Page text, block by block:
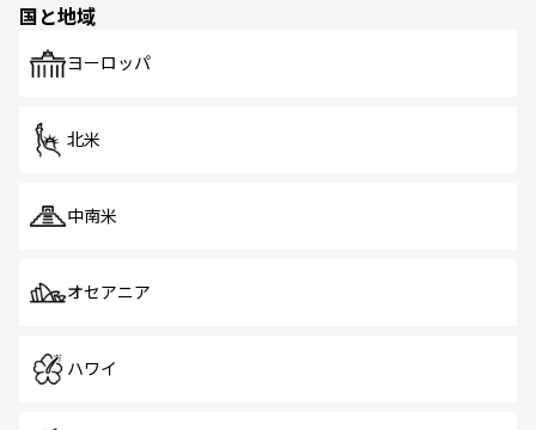
で、ホーカーズは地元の風情を楽しめる外せないスポット
国と地域
ヨーロッパ
北米
中南米
オセアニア
ハワイ